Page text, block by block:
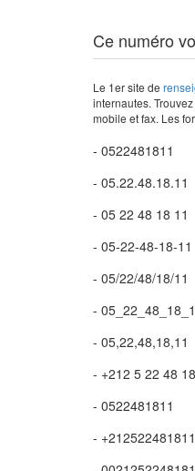
Ce numéro
Le 1er site de
internautes.
mobile et fax. Les
- 0522481811
- 05.22.48.18.11
- 05 22 48 18 11
- 05-22-48-18-11
- 05/22/48/18/11
-
- 05,22,48,18,11
- +212 5 22 48
- 0522481811
- +212522481811